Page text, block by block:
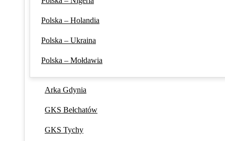
Polska – Holandia
Polska – Ukraina
Polska – Mołdawia
Arka Gdynia
GKS Bełchatów
GKS Tychy